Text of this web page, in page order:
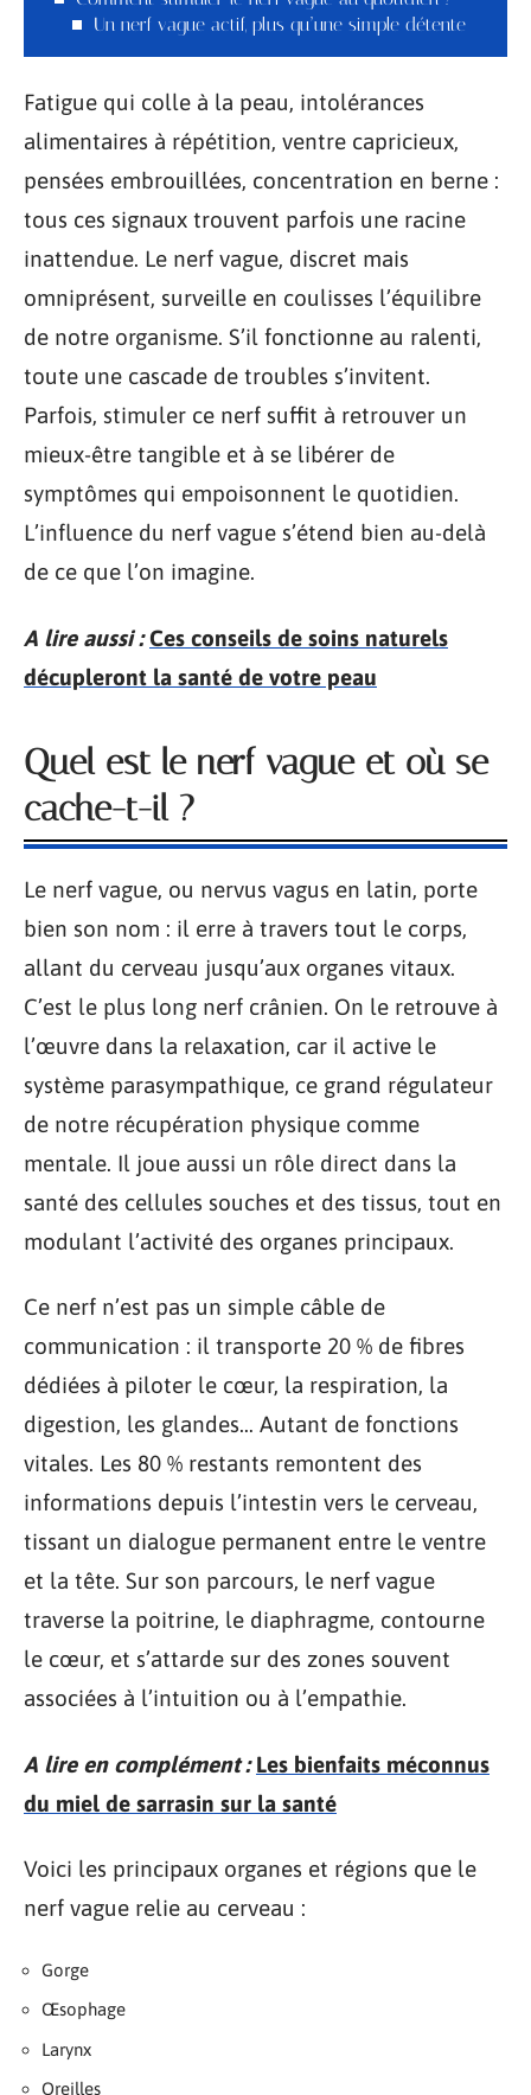
Un nerf vague actif, plus qu’une simple détente
Fatigue qui colle à la peau, intolérances
alimentaires à répétition, ventre capricieux,
pensées embrouillées, concentration en berne :
tous ces signaux trouvent parfois une racine
inattendue. Le nerf vague, discret mais
omniprésent, surveille en coulisses l’équilibre
de notre organisme. S’il fonctionne au ralenti,
toute une cascade de troubles s’invitent.
Parfois, stimuler ce nerf suffit à retrouver un
mieux-être tangible et à se libérer de
symptômes qui empoisonnent le quotidien.
L’influence du nerf vague s’étend bien au-delà
de ce que l’on imagine.
A lire aussi : Ces conseils de soins naturels
décupleront la santé de votre peau
Quel est le nerf vague et où se
cache-t-il ?
Le nerf vague, ou nervus vagus en latin, porte
bien son nom : il erre à travers tout le corps,
allant du cerveau jusqu’aux organes vitaux.
C’est le plus long nerf crânien. On le retrouve à
l’œuvre dans la relaxation, car il active le
système parasympathique, ce grand régulateur
de notre récupération physique comme
mentale. Il joue aussi un rôle direct dans la
santé des cellules souches et des tissus, tout en
modulant l’activité des organes principaux.
Ce nerf n’est pas un simple câble de
communication : il transporte 20 % de fibres
dédiées à piloter le cœur, la respiration, la
digestion, les glandes… Autant de fonctions
vitales. Les 80 % restants remontent des
informations depuis l’intestin vers le cerveau,
tissant un dialogue permanent entre le ventre
et la tête. Sur son parcours, le nerf vague
traverse la poitrine, le diaphragme, contourne
le cœur, et s’attarde sur des zones souvent
associées à l’intuition ou à l’empathie.
A lire en complément : Les bienfaits méconnus
du miel de sarrasin sur la santé
Voici les principaux organes et régions que le
nerf vague relie au cerveau :
Gorge
Œsophage
Larynx
Oreilles